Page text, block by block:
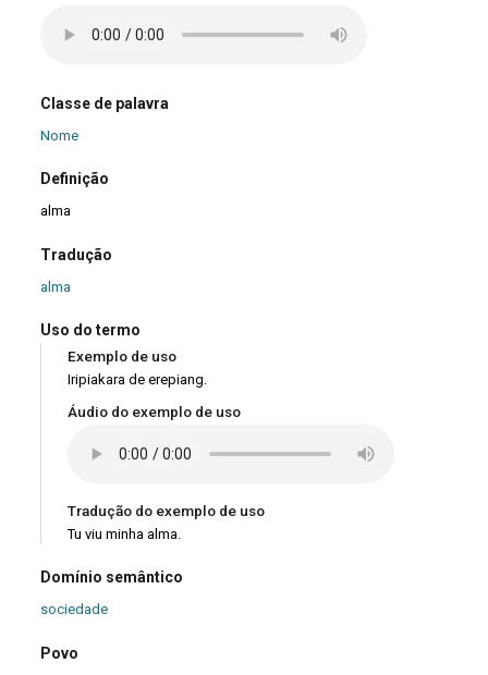
Classe de palavra
Nome
Definição
alma
Tradução
alma
Uso do termo
Exemplo de uso
Iripiakara de erepiang.
Áudio do exemplo de uso
Tradução do exemplo de uso
Tu viu minha alma.
Domínio semântico
sociedade
Povo